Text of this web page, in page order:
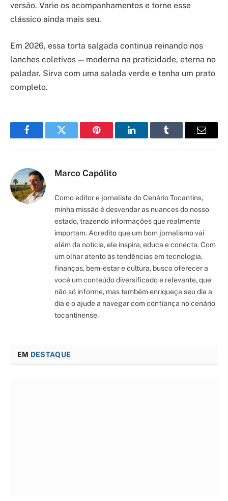
versão. Varie os acompanhamentos e torne esse
clássico ainda mais seu.
Em 2026, essa torta salgada continua reinando nos
lanches coletivos — moderna na praticidade, eterna no
paladar. Sirva com uma salada verde e tenha um prato
completo.
FacebookTwitter Pinterest LinkedInTumblr Email
Marco Capólito
Como editor e jornalista do Cenário Tocantins,
minha missão é desvendar as nuances do nosso
estado, trazendo informações que realmente
importam. Acredito que um bom jornalismo vai
além da notícia, ele inspira, educa e conecta. Com
um olhar atento às tendências em tecnologia,
finanças, bem-estar e cultura, busco oferecer a
você um conteúdo diversificado e relevante, que
não só informe, mas também enriqueça seu dia a
dia e o ajude a navegar com confiança no cenário
tocantinense.
EM DESTAQUE